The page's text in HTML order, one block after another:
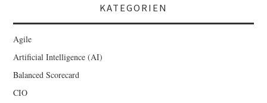
KATEGORIEN
Agile
Artificial Intelligence (AI)
Balanced Scorecard
CIO